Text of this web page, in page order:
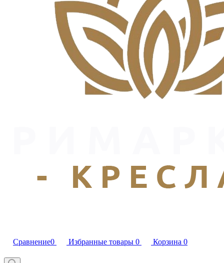
Сравнение0 Избранные товары 0 Корзина 0